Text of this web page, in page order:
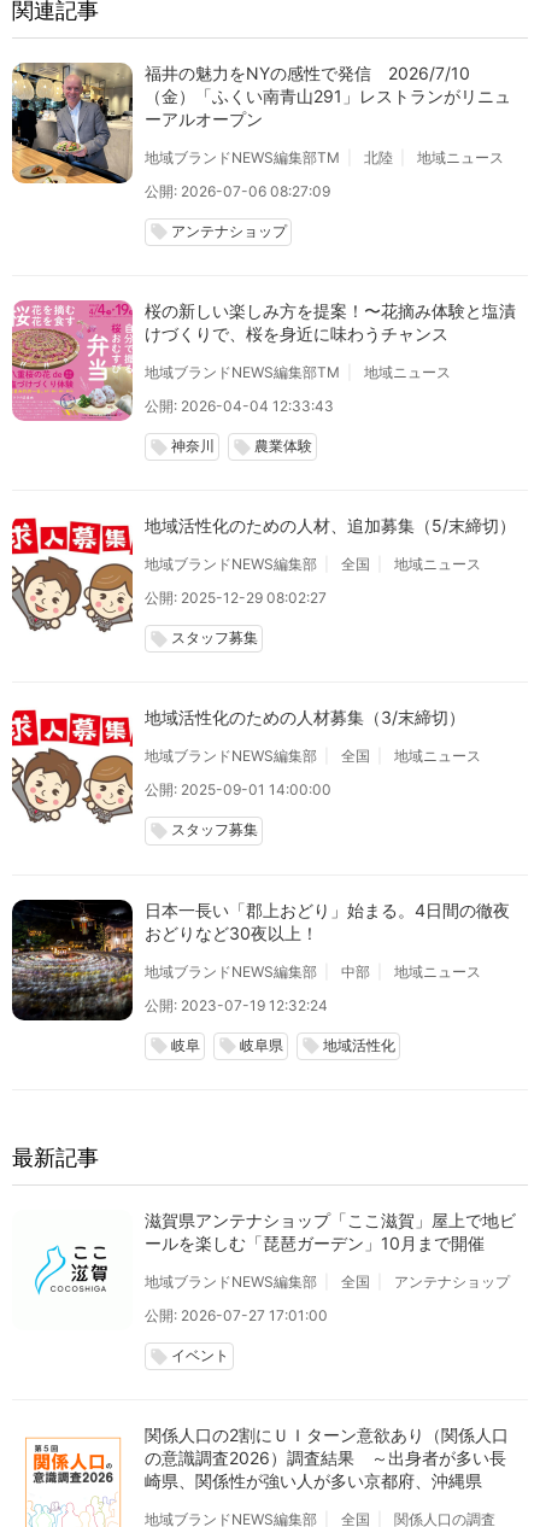
関連記事
福井の魅力をNYの感性で発信 2026/7/10
（金）「ふくい南青山291」レストランがリニュ
ーアルオープン
地域ブランドNEWS編集部TM 北陸
地域ニュース
公開: 2026-07-06 08:27:09
local_offer アンテナショップ
桜の新しい楽しみ方を提案！〜花摘み体験と塩漬
けづくりで、桜を身近に味わうチャンス
地域ブランドNEWS編集部TM
地域ニュース
公開: 2026-04-04 12:33:43
local_offer 神奈川 local_offer 農業体験
地域活性化のための人材、追加募集（5/末締切）
地域ブランドNEWS編集部 全国
地域ニュース
公開: 2025-12-29 08:02:27
local_offer スタッフ募集
地域活性化のための人材募集（3/末締切）
地域ブランドNEWS編集部 全国
地域ニュース
公開: 2025-09-01 14:00:00
local_offer スタッフ募集
日本一長い「郡上おどり」始まる。4日間の徹夜
おどりなど30夜以上！
地域ブランドNEWS編集部 中部
地域ニュース
公開: 2023-07-19 12:32:24
local_offer 岐阜 local_offer 岐阜県 local_offer 地域活性化
最新記事
滋賀県アンテナショップ「ここ滋賀」屋上で地ビ
ールを楽しむ「琵琶ガーデン」10月まで開催
地域ブランドNEWS編集部 全国
アンテナショップ
公開: 2026-07-27 17:01:00
local_offer イベント
関係人口の2割にＵＩターン意欲あり（関係人口
の意識調査2026）調査結果 ～出身者が多い長
崎県、関係性が強い人が多い京都府、沖縄県
地域ブランドNEWS編集部 全国
関係人口の調査